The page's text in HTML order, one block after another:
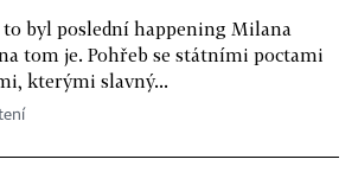
byl poslední happening Milana
tom je. Pohřeb se státními poctami
kterými slavný...